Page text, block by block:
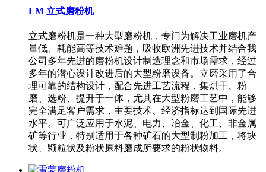
LM 立式磨粉机
立式磨粉机是一种大型磨粉机，专门为解决工业磨机产
量低、耗能高等技术难题，吸收欧洲先进技术并结合我
公司多年先进的磨粉机设计制造理念和市场需求，经过
多年的潜心设计改进后的大型粉磨设备。立磨采用了合
理可靠的结构设计，配合先进工艺流程，集烘干、粉
磨、选粉、提升于一体，尤其在大型粉磨工艺中，能够
完全满足客户需求，主要技术、经济指标达到国际先进
水平。可广泛应用于水泥、电力、冶金、化工、非金属
矿等行业，特别适用于各种矿石的大型制粉加工，将块
状、颗粒状及粉状原料磨成所要求的粉状物料。